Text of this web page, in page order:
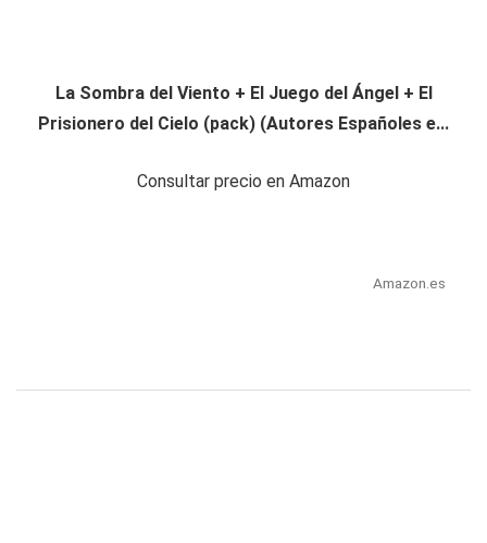
La Sombra del Viento + El Juego del Ángel + El
Prisionero del Cielo (pack) (Autores Españoles e...
Consultar precio en Amazon
Amazon.es